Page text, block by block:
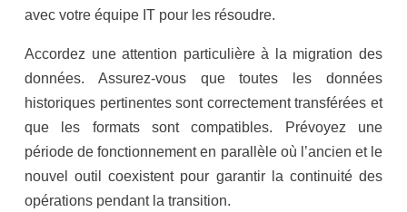
avec votre équipe IT pour les résoudre.
Accordez une attention particulière à la migration des
données. Assurez-vous que toutes les données
historiques pertinentes sont correctement transférées et
que les formats sont compatibles. Prévoyez une
période de fonctionnement en parallèle où l’ancien et le
nouvel outil coexistent pour garantir la continuité des
opérations pendant la transition.